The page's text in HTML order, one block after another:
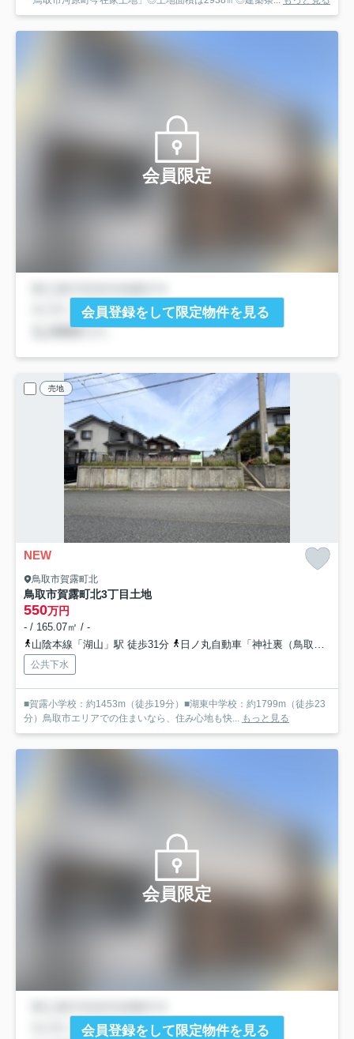
会員限定
会員登録をして限定物件を見る
売地
NEW
鳥取市賀露町北
鳥取市賀露町北3丁目土地
550万円
- / 165.07㎡ / -
山陰本線「湖山」駅 徒歩31分
日ノ丸自動車「神社裏（鳥取県）」バス停下車 徒歩2分
公共下水
■賀露小学校：約1453m（徒歩19分）■湖東中学校：約1799m（徒歩23
分）鳥取市エリアでの住まいなら、住み心地も快... もっと見る
会員限定
会員登録をして限定物件を見る